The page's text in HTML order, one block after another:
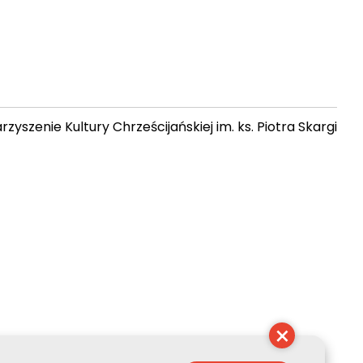
Kultury Chrześcijańskiej im. ks. Piotra Skargi
×